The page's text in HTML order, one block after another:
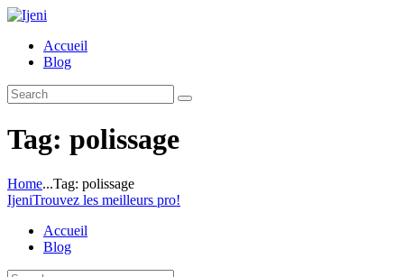
Accueil
Blog
Tag: polissage
Home...Tag: polissage
IjeniTrouvez les meilleurs pro!
Accueil
Blog